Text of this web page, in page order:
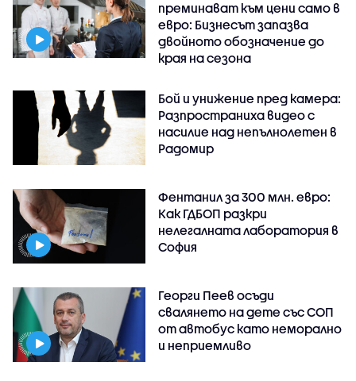
преминават към цени само в
евро: Бизнесът запазва
двойното обозначение до
края на сезона
Бой и унижение пред камера:
Разпространиха видео с
насилие над непълнолетен в
Радомир
Фентанил за 300 млн. евро:
Как ГДБОП разкри
нелегалната лаборатория в
София
Георги Пеев осъди
свалянето на дете със СОП
от автобус като неморално
и неприемливо